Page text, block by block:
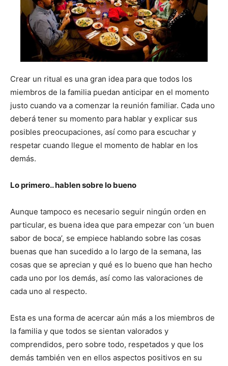
Crear un ritual es una gran idea para que todos los
miembros de la familia puedan anticipar en el momento
justo cuando va a comenzar la reunión familiar. Cada uno
deberá tener su momento para hablar y explicar sus
posibles preocupaciones, así como para escuchar y
respetar cuando llegue el momento de hablar en los
demás.
Lo primero.. hablen sobre lo bueno
Aunque tampoco es necesario seguir ningún orden en
particular, es buena idea que para empezar con ‘un buen
sabor de boca’, se empiece hablando sobre las cosas
buenas que han sucedido a lo largo de la semana, las
cosas que se aprecian y qué es lo bueno que han hecho
cada uno por los demás, así como las valoraciones de
cada uno al respecto.
Esta es una forma de acercar aún más a los miembros de
la familia y que todos se sientan valorados y
comprendidos, pero sobre todo, respetados y que los
demás también ven en ellos aspectos positivos en su